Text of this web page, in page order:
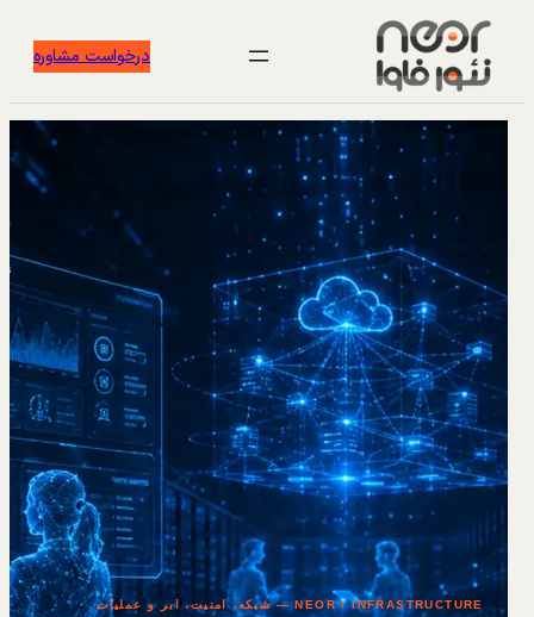
درخواست مشاوره
NEOR / INFRASTRUCTURE — شبکه، امنیت، ابر و عملیات